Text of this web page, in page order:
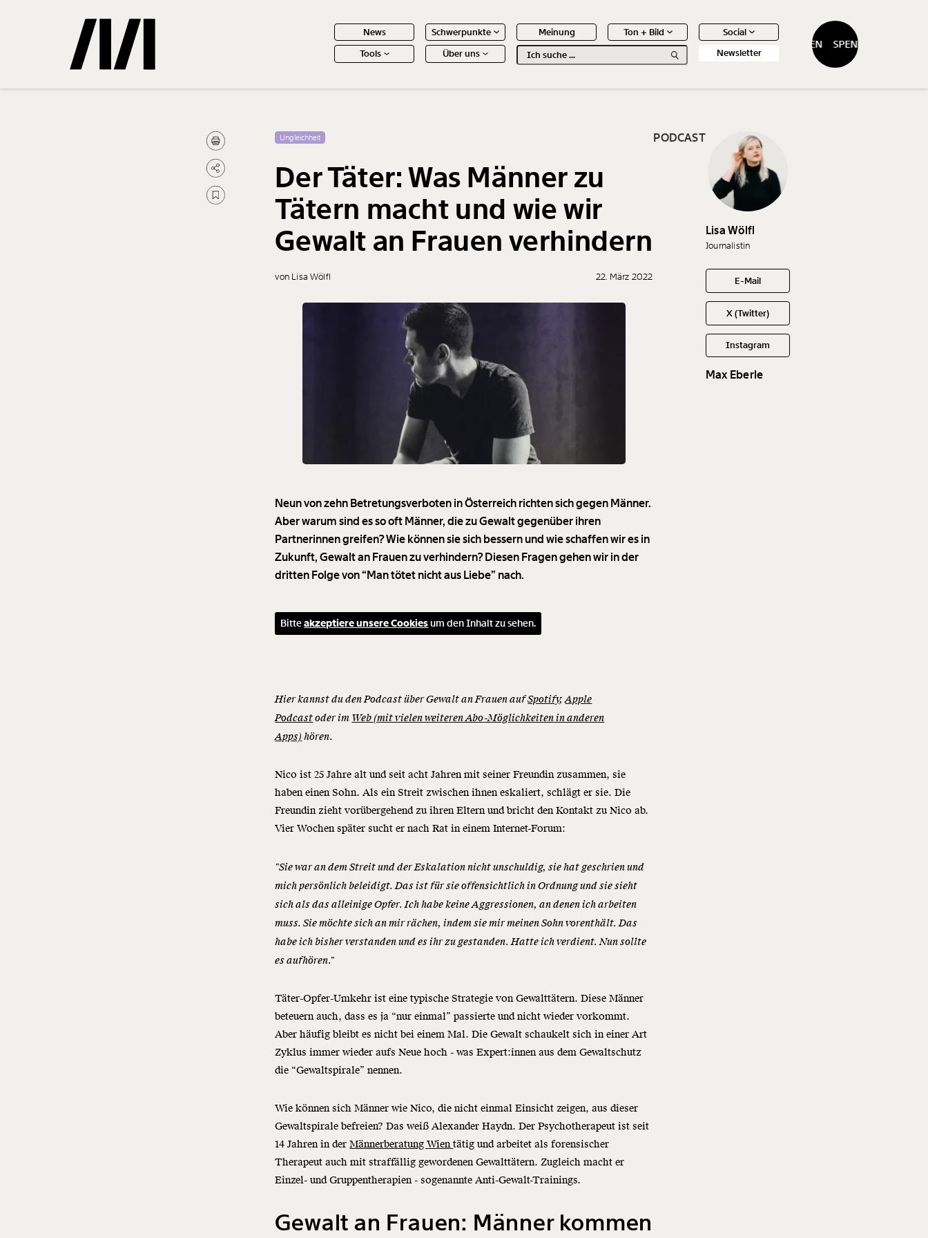
News Schwerpunkte Meinung Ton + Bild
Social
Tools
Über uns Newsletter
SPENDEN SPENDEN
Gemerkte Inhalte
Treffer 0Artikel
Ungleichheit
Der Täter: Was Männer zu
Tätern macht und wie wir
Gewalt an Frauen verhindern
von Lisa Wölfl 22. März 2022
Neun von zehn Betretungsverboten in Österreich richten sich gegen Männer.
Aber warum sind es so oft Männer, die zu Gewalt gegenüber ihren
Partnerinnen greifen? Wie können sie sich bessern und wie schaffen wir es in
Zukunft, Gewalt an Frauen zu verhindern? Diesen Fragen gehen wir in der
dritten Folge von “Man tötet nicht aus Liebe” nach.
Bitteakzeptiere unsere Cookiesum den Inhalt zu sehen.
Hier kannst du den Podcast über Gewalt an Frauen aufSpotify,Apple
Podcastoder im Web (mit vielen weiteren Abo-Möglichkeiten in anderen
Apps) hören.
Nico ist 25 Jahre alt und seit acht Jahren mit seiner Freundin zusammen, sie
haben einen Sohn. Als ein Streit zwischen ihnen eskaliert, schlägt er sie. Die
Freundin zieht vorübergehend zu ihren Eltern und bricht den Kontakt zu Nico ab.
Vier Wochen später sucht er nach Rat in einem Internet-Forum:
"Sie war an dem Streit und der Eskalation nicht unschuldig, sie hat geschrien und
mich persönlich beleidigt. Das ist für sie offensichtlich in Ordnung und sie sieht
sich als das alleinige Opfer. Ich habe keine Aggressionen, an denen ich arbeiten
muss. Sie möchte sich an mir rächen, indem sie mir meinen Sohn vorenthält. Das
habe ich bisher verstanden und es ihr zu gestanden. Hatte ich verdient. Nun sollte
es aufhören."
Täter-Opfer-Umkehr ist eine typische Strategie von Gewalttätern. Diese Männer
beteuern auch, dass es ja “nur einmal” passierte und nicht wieder vorkommt.
Aber häufig bleibt es nicht bei einem Mal. Die Gewalt schaukelt sich in einer Art
Zyklus immer wieder aufs Neue hoch - was Expert:innen aus dem Gewaltschutz
die “Gewaltspirale” nennen.
Wie können sich Männer wie Nico, die nicht einmal Einsicht zeigen, aus dieser
Gewaltspirale befreien? Das weiß Alexander Haydn. Der Psychotherapeut ist seit
14 Jahren in derMännerberatung Wientätig und arbeitet als forensischer
Therapeut auch mit straffällig gewordenen Gewalttätern. Zugleich macht er
Einzel- und Gruppentherapien - sogenannte Anti-Gewalt-Trainings.
Gewalt an Frauen: Männer kommen
PODCAST
Lisa Wölfl
Journalistin
E-Mail
X (Twitter)
Instagram
Max Eberle